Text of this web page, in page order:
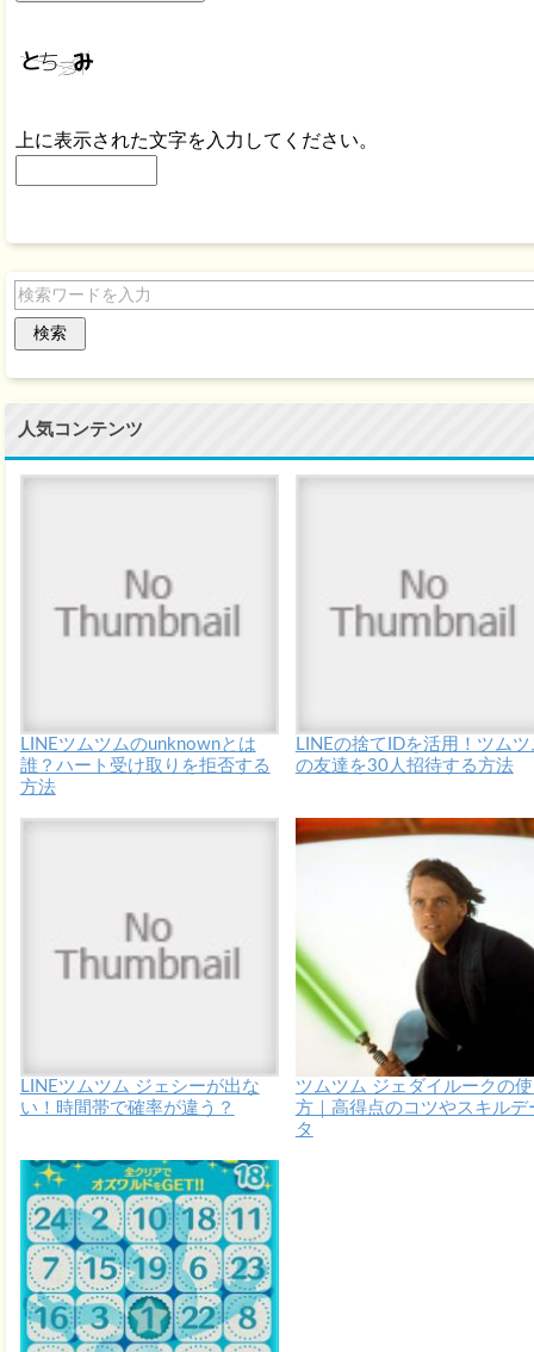
上に表示された文字を入力してください。
人気コンテンツ
LINEツムツムのunknownとは
誰？ハート受け取りを拒否する
方法
LINEの捨てIDを活用！ツムツ
の友達を30人招待する方法
LINEツムツム ジェシーが出な
い！時間帯で確率が違う？
ツムツム ジェダイルークの
方｜高得点のコツやスキルデ
タ